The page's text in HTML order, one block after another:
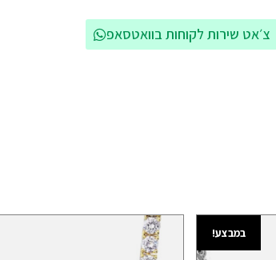
צ׳אט שירות לקוחות בוואטסאפ
במבצע!